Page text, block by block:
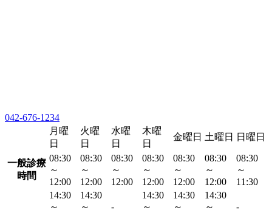
042-676-1234
月曜
日
火曜
日
水曜
日
木曜
日
金曜日 土曜日 日曜日
一般診療
時間
08:30
～
12:00
08:30
～
12:00
08:30
～
12:00
08:30
～
12:00
08:30
～
12:00
08:30
～
12:00
08:30
～
11:30
14:30
～
14:30
～
-
14:30
～
14:30
～
14:30
～
-